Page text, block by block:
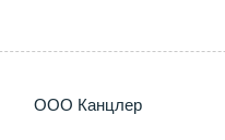
ООО Канцлер